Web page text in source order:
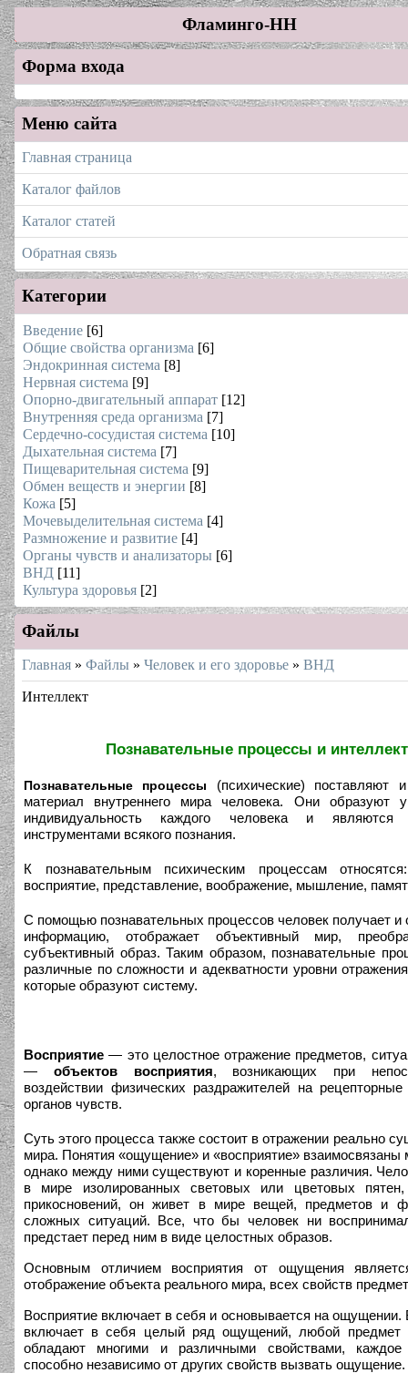
Фламинго-НН
Форма входа
Меню сайта
Главная страница
Каталог файлов
Каталог статей
Обратная связь
Категории
Введение [6]
Общие свойства организма [6]
Эндокринная система [8]
Нервная система [9]
Опорно-двигательный аппарат [12]
Внутренняя среда организма [7]
Сердечно-сосудистая система [10]
Дыхательная система [7]
Пищеварительная система [9]
Обмен веществ и энергии [8]
Кожа [5]
Мочевыделительная система [4]
Размножение и развитие [4]
Органы чувств и анализаторы [6]
ВНД [11]
Культура здоровья [2]
Файлы
Главная » Файлы » Человек и его здоровье » ВНД
Интеллект
Познавательные процессы и интеллект
Познавательные процессы
(психические) поставляют
материал внутреннего мира человека. Они образуют
индивидуальность каждого человека и являются
инструментами всякого познания.
К познавательным психическим процессам
восприятие, представление, воображение, мышление,
С помощью познавательных процессов человек получает и
информацию, отображает объективный мир,
субъективный образ. Таким образом, познавательные
различные по сложности и адекватности уровни
которые образуют систему.
Восприятие — это целостное отражение предметов,
— объектов восприятия, возникающих при
воздействии физических раздражителей на рецепторные
органов чувств.
Суть этого процесса также состоит в отражении реально
мира. Понятия «ощущение» и «восприятие» взаимосвязаны
однако между ними существуют и коренные различия.
в мире изолированных световых или цветовых
прикосновений, он живет в мире вещей, предметов и
сложных ситуаций. Все, что бы человек ни
предстает перед ним в виде целостных образов.
Основным отличием восприятия от ощущения
отображение объекта реального мира, всех свойств
Восприятие включает в себя и основывается на ощущении.
включает в себя целый ряд ощущений, любой предмет
обладают многими и различными свойствами,
способно независимо от других свойств вызвать ощущение.